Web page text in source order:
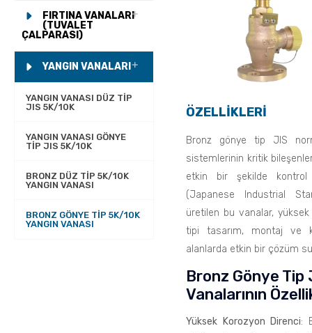
FIRTINA VANALARI
(TUVALET
ÇALPARASI)
YANGIN VANALARI
YANGIN VANASI DÜZ TIP
JIS 5K/10K
YANGIN VANASI GÖNYE
TIP JIS 5K/10K
BRONZ DÜZ TIP 5K/10K
YANGIN VANASI
BRONZ GÖNYE TIP 5K/10K
YANGIN VANASI
ÖZELLİKLERİ
Bronz gönye tip JIS
sistemlerinin kritik
etkin bir şekilde kontrol
(Japanese Industrial
üretilen bu vanalar, yüksek
tipi tasarım, montaj ve
alanlarda etkin bir çözüm
Bronz Gönye Tip
Vanalarının
Yüksek Korozyon Direnci: